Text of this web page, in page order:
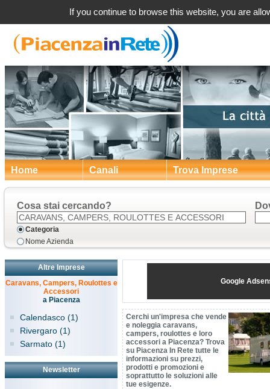
Home Canali Trova Imprese
Cosa stai cercando?
Categoria
Nome Azienda
Altre Imprese
Caravans, Campers, Roulottes e
Accessori
a Piacenza
Calendasco (1)
Rivergaro (1)
Sarmato (1)
Newsletter
Google
Cerchi un'impresa che vende
e noleggia caravans,
campers, roulottes e loro
accessori a Piacenza? Trova
su Piacenza In Rete tutte le
informazioni su prezzi,
prodotti e promozioni e
soprattutto le soluzioni alle
tue esigenze.
If you continue to browse this website, you are